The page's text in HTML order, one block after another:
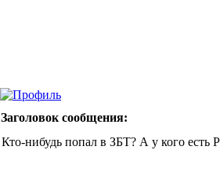
Заголовок сообщения:
Кто-нибудь попал в ЗБТ? А у кого есть